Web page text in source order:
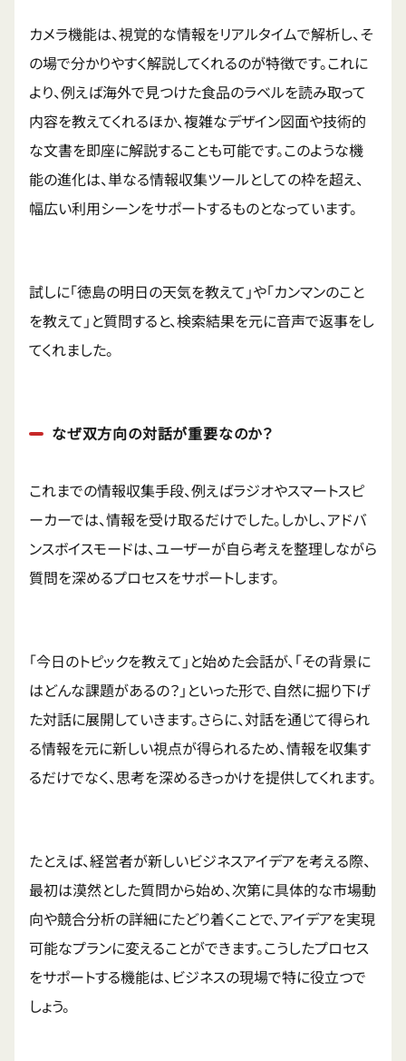
カメラ機能は、視覚的な情報をリアルタイムで解析し、そ
の場で分かりやすく解説してくれるのが特徴です。これに
より、例えば海外で見つけた食品のラベルを読み取って
内容を教えてくれるほか、複雑なデザイン図面や技術的
な文書を即座に解説することも可能です。このような機
能の進化は、単なる情報収集ツールとしての枠を超え、
幅広い利用シーンをサポートするものとなっています。
試しに「徳島の明日の天気を教えて」や「カンマンのこと
を教えて」と質問すると、検索結果を元に音声で返事をし
てくれました。
なぜ双方向の対話が重要なのか？
これまでの情報収集手段、例えばラジオやスマートスピ
ーカーでは、情報を受け取るだけでした。しかし、アドバ
ンスボイスモードは、ユーザーが自ら考えを整理しながら
質問を深めるプロセスをサポートします。
「今日のトピックを教えて」と始めた会話が、「その背景に
はどんな課題があるの？」といった形で、自然に掘り下げ
た対話に展開していきます。さらに、対話を通じて得られ
る情報を元に新しい視点が得られるため、情報を収集す
るだけでなく、思考を深めるきっかけを提供してくれます。
たとえば、経営者が新しいビジネスアイデアを考える際、
最初は漠然とした質問から始め、次第に具体的な市場動
向や競合分析の詳細にたどり着くことで、アイデアを実現
可能なプランに変えることができます。こうしたプロセス
をサポートする機能は、ビジネスの現場で特に役立つで
しょう。